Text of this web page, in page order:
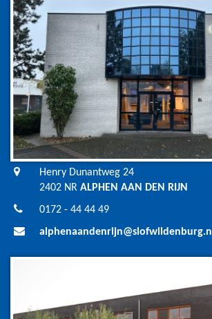
Henry Dunantweg 24
2402 NR ALPHEN AAN DEN RIJN
0172 - 44 44 49
alphenaandenrijn@slofwildenburg.nl